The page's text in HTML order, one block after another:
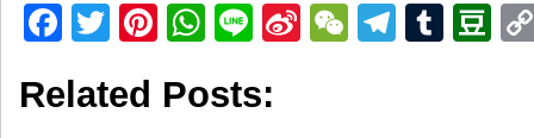
Facebook
TwitterPinterest
WhatsApp
LineSinaWeChat
Related Posts: